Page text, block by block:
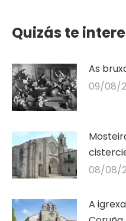
Quizás te
As
09/08/
08/08/
A